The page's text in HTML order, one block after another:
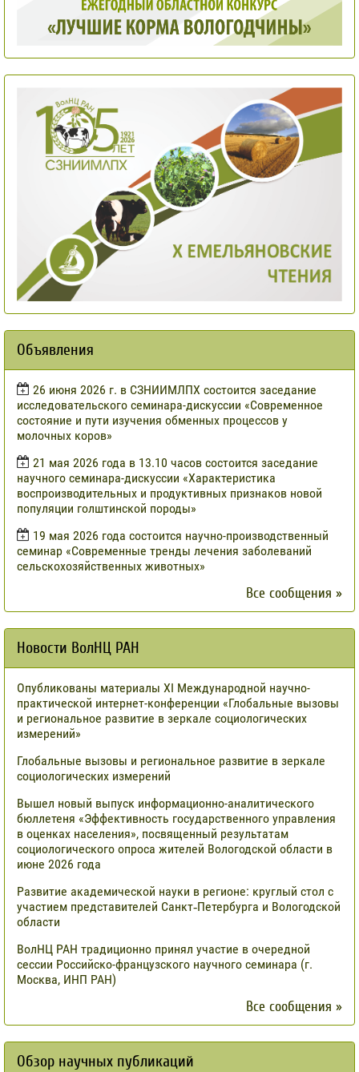
Объявления
​26 июня 2026 г. в СЗНИИМЛПХ состоится заседание
исследовательского семинара-дискуссии «Современное
состояние и пути изучения обменных процессов у
молочных коров»
21 мая 2026 года в 13.10 часов состоится заседание
научного семинара-дискуссии «Характеристика
воспроизводительных и продуктивных признаков новой
популяции голштинской породы»
19 мая 2026 года состоится научно-производственный
семинар «Современные тренды лечения заболеваний
сельскохозяйственных животных»
Все сообщения »
Новости ВолНЦ РАН
Опубликованы материалы XI Международной научно-
практической интернет-конференции «Глобальные вызовы
и региональное развитие в зеркале социологических
измерений»
Глобальные вызовы и региональное развитие в зеркале
социологических измерений
Вышел новый выпуск информационно-аналитического
бюллетеня «Эффективность государственного управления
в оценках населения», посвященный результатам
социологического опроса жителей Вологодской области в
июне 2026 года
Развитие академической науки в регионе: круглый стол с
участием представителей Санкт‑Петербурга и Вологодской
области
ВолНЦ РАН традиционно принял участие в очередной
сессии Российско-французского научного семинара (г.
Москва, ИНП РАН)
Все сообщения »
Обзор научных публикаций